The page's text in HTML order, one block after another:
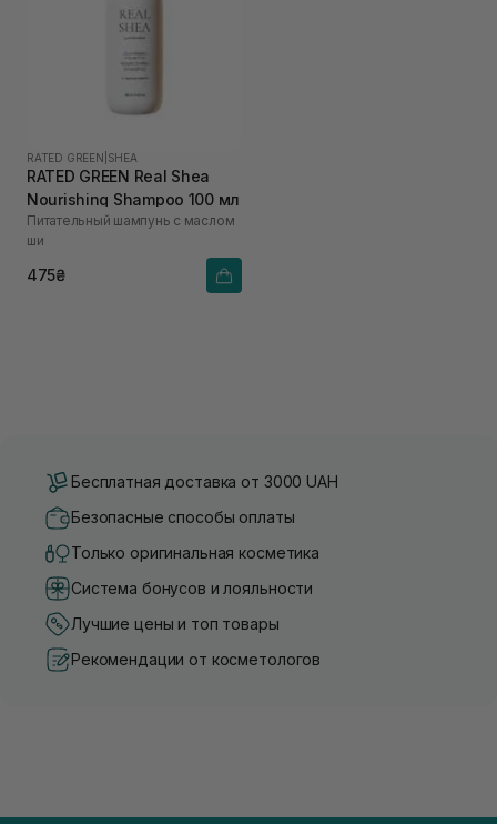
RATED GREEN SHEA
RATED GREEN Real Shea
Nourishing Shampoo 100 мл
Питательный шампунь с маслом
ши
475₴
Бесплатная доставка от 3000 UAH
Безопасные способы оплаты
Только оригинальная косметика
Система бонусов и лояльности
Лучшие цены и топ товары
Рекомендации от косметологов